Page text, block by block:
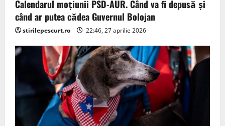
n
Calendarul moțiunii PSD-AUR. Când va fi depusă și
când ar putea cădea Guvernul Bolojan
stirilepescurt.ro 22:46, 27 aprilie 2026